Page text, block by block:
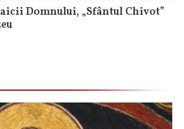
Domnului, „Sfântul Chivot”